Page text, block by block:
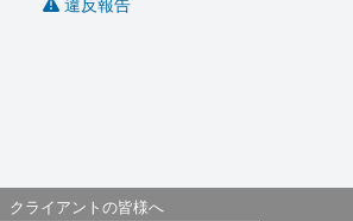
違反報告
クライアントの皆様へ